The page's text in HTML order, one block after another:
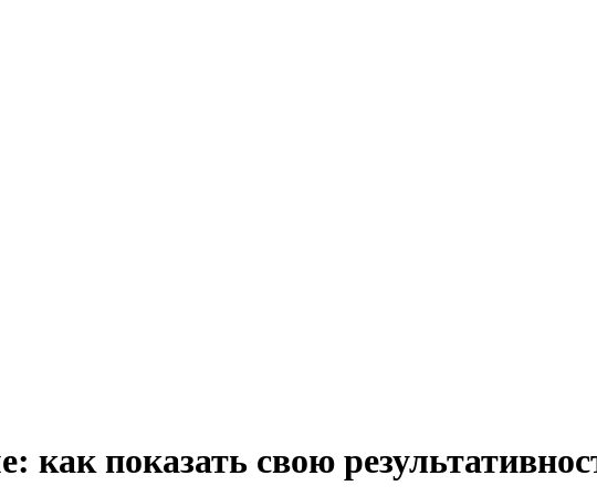
показать свою